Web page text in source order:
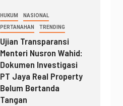
HUKUM NASIONAL
PERTANAHAN TRENDING
Ujian Transparansi
Menteri Nusron Wahid:
Dokumen Investigasi
PT Jaya Real Property
Belum Bertanda
Tangan